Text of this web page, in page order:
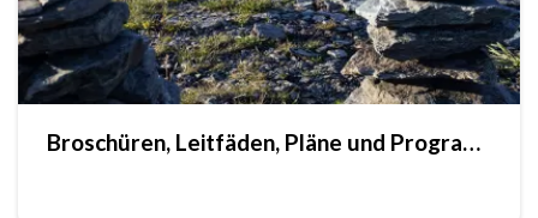
Broschüren, Leitfäden, Pläne und Programme